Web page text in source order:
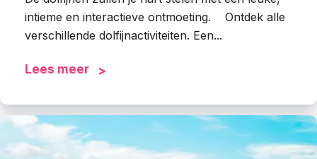
intieme en interactieve ontmoeting. Ontdek alle
verschillende dolfijnactiviteiten. Een...
Lees meer